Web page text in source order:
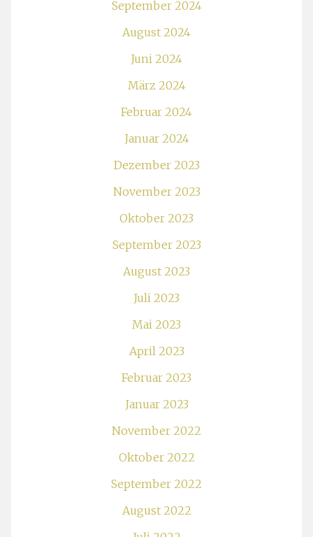
September 2024
August 2024
Juni 2024
März 2024
Februar 2024
Januar 2024
Dezember 2023
November 2023
Oktober 2023
September 2023
August 2023
Juli 2023
Mai 2023
April 2023
Februar 2023
Januar 2023
November 2022
Oktober 2022
September 2022
August 2022